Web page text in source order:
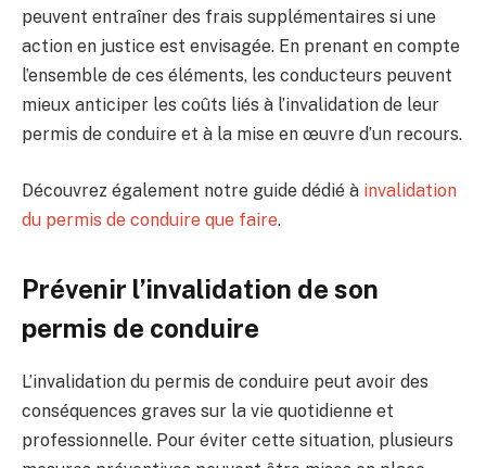
peuvent entraîner des frais supplémentaires si une
action en justice est envisagée. En prenant en compte
l’ensemble de ces éléments, les conducteurs peuvent
mieux anticiper les coûts liés à l’invalidation de leur
permis de conduire et à la mise en œuvre d’un recours.
Découvrez également notre guide dédié à invalidation
du permis de conduire que faire.
Prévenir l’invalidation de son
permis de conduire
L’invalidation du permis de conduire peut avoir des
conséquences graves sur la vie quotidienne et
professionnelle. Pour éviter cette situation, plusieurs